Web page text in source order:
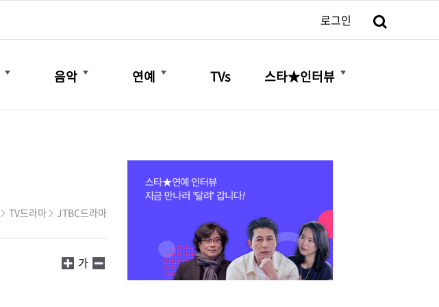
로그인
음악
더보기
연예
더보기
TVs 스타★인터뷰
더보기
TV드라마 JTBC드라마
가